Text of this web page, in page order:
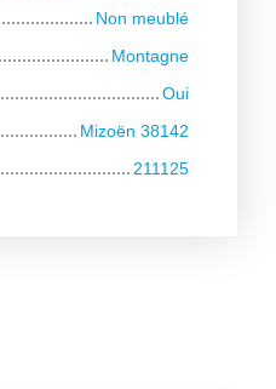
Non meublé
Montagne
Oui
Mizoën 38142
211125